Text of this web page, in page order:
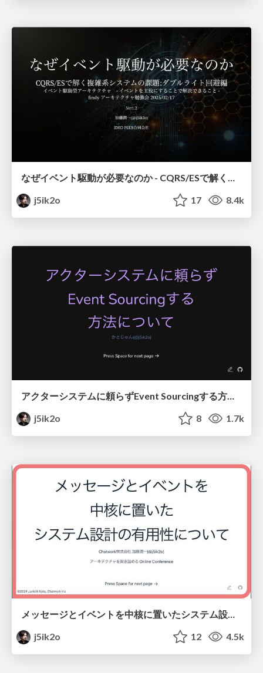
j5ik2o
17 8.4k
アクターシステムに頼らずEvent Sourcingする方法について
j5ik2o
8 1.7k
メッセージとイベントを中核に置いたシステム設計の有用性について
j5ik2o
12 4.5k